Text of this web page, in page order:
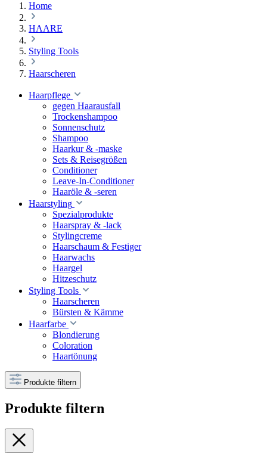
Home
HAARE
Styling Tools
Haarscheren
Haarpflege
gegen Haarausfall
Trockenshampoo
Sonnenschutz
Shampoo
Haarkur & -maske
Sets & Reisegrößen
Conditioner
Leave-In-Conditioner
Haaröle & -seren
Haarstyling
Spezialprodukte
Haarspray & -lack
Stylingcreme
Haarschaum & Festiger
Haarwachs
Haargel
Hitzeschutz
Styling Tools
Haarscheren
Bürsten & Kämme
Haarfarbe
Blondierung
Coloration
Haartönung
Produkte filtern
Produkte filtern